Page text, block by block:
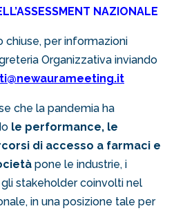
NAZIONALE
chiuse, per informazioni
Organizzativa inviando
che la pandemia ha
le performance, le
di accesso a farmaci e
pone le industrie, i
stakeholder coinvolti nel
in una posizione tale per